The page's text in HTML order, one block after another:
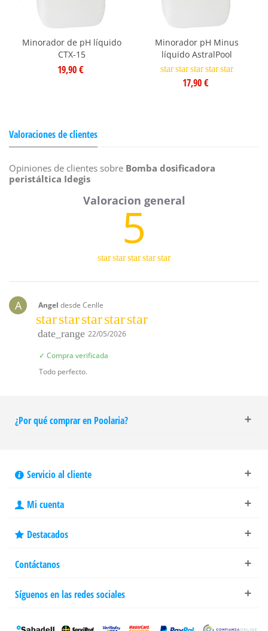
Minorador de pH líquido
CTX-15
19,90 €
Minorador pH Minus
líquido AstralPool
star star star star star
17,90 €
Valoraciones de clientes
Opiniones de clientes sobre Bomba dosificadora
peristáltica Idegis
5
starstarstarstarstar
A Angel desde Cenlle
starstarstarstarstar
date_range 22/05/2026
✓ Compra verificada
Todo perfecto.
¿Por qué comprar en Poolaria?
Servicio al cliente
Mi cuenta
Destacados
Contáctanos
Síguenos en las redes sociales